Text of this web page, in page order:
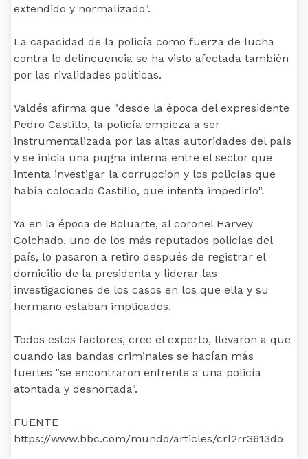
extendido y normalizado".
La capacidad de la policía como fuerza de lucha
contra le delincuencia se ha visto afectada también
por las rivalidades políticas.
Valdés afirma que "desde la época del expresidente
Pedro Castillo, la policía empieza a ser
instrumentalizada por las altas autoridades del país
y se inicia una pugna interna entre el sector que
intenta investigar la corrupción y los policías que
había colocado Castillo, que intenta impedirlo".
Ya en la época de Boluarte, al coronel Harvey
Colchado, uno de los más reputados policías del
país, lo pasaron a retiro después de registrar el
domicilio de la presidenta y liderar las
investigaciones de los casos en los que ella y su
hermano estaban implicados.
Todos estos factores, cree el experto, llevaron a que
cuando las bandas criminales se hacían más
fuertes "se encontraron enfrente a una policía
atontada y desnortada".
FUENTE
https://www.bbc.com/mundo/articles/crl2rr3613do